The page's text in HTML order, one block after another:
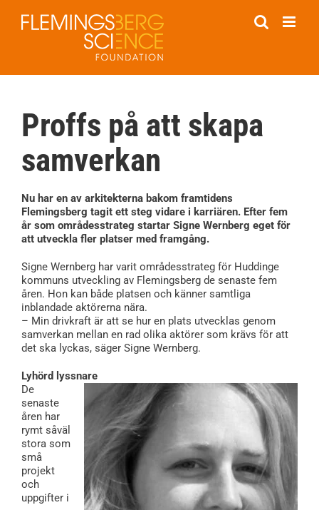
innehållet
Proffs på att skapa
samverkan
Nu har en av arkitekterna bakom framtidens
Flemingsberg tagit ett steg vidare i karriären. Efter fem
år som områdesstrateg startar Signe Wernberg eget för
att utveckla fler platser med framgång.
Signe Wernberg har varit områdesstrateg för Huddinge
kommuns utveckling av Flemingsberg de senaste fem
åren. Hon kan både platsen och känner samtliga
inblandade aktörerna nära.
– Min drivkraft är att se hur en plats utvecklas genom
samverkan mellan en rad olika aktörer som krävs för att
det ska lyckas, säger Signe Wernberg.
Lyhörd lyssnare
De
senaste
åren har
rymt såväl
stora som
små
projekt
och
uppgifter i